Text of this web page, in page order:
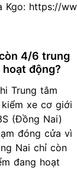
Kgo: https://
4/6 trung
động?
Trung tâm
xe cơ giới
(Đồng Nai)
đóng cửa vì
Nai chỉ còn
đang hoạt